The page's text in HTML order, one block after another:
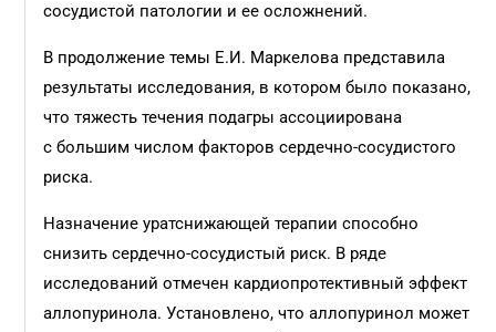
сосудистой патологии и ее осложнений.
В продолжение темы Е.И. Маркелова представила
результаты исследования, в котором было показано,
что тяжесть течения подагры ассоциирована
с большим числом факторов сердечно-сосудистого
риска.
Назначение уратснижающей терапии способно
снизить сердечно-сосудистый риск. В ряде
исследований отмечен кардиопротективный эффект
аллопуринола. Установлено, что аллопуринол может